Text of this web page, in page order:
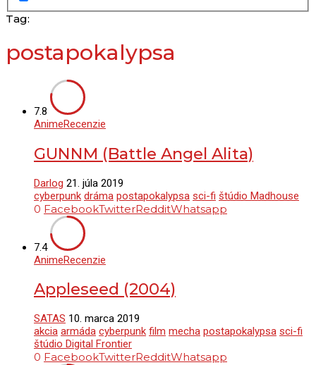
Tag:
postapokalypsa
7.8
AnimeRecenzie
GUNNM (Battle Angel Alita)
Darlog 21. júla 2019
cyberpunk dráma postapokalypsa sci-fi štúdio Madhouse
0 FacebookTwitterRedditWhatsapp
7.4
AnimeRecenzie
Appleseed (2004)
SATAS 10. marca 2019
akcia armáda cyberpunk film mecha postapokalypsa sci-fi
štúdio Digital Frontier
0 FacebookTwitterRedditWhatsapp